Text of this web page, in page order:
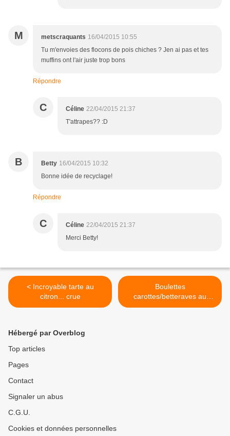
M metscraquants 16/04/2015 10:55
Tu m'envoies des flocons de pois chiches ? Jen ai pas et tes
muffins ont l'air juste trop bons
Répondre
C Céline 22/04/2015 21:37
T'attrapes?? :D
B Betty 16/04/2015 10:32
Bonne idée de recyclage!
Répondre
C Céline 22/04/2015 21:37
Merci Betty!
< Incroyable tarte au
citron... crue
Boulettes
carottes/betteraves au
chèvre et aux noisettes >
Hébergé par Overblog
Top articles
Pages
Contact
Signaler un abus
C.G.U.
Cookies et données personnelles